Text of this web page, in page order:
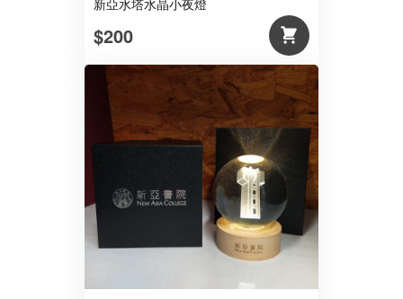
新亞水塔水晶小夜燈
$200